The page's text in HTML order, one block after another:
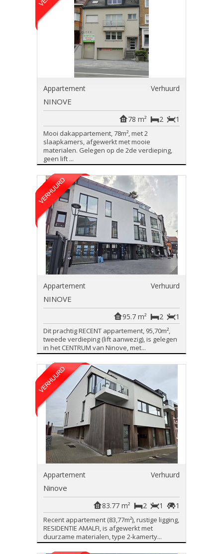
Appartement Verhuurd
NINOVE
1
2
78 m²
Mooi dakappartement, 78m², met 2
slaapkamers, afgewerkt met mooie
materialen. Gelegen op de 2de verdieping,
geen lift ...
Appartement Verhuurd
NINOVE
1
2
95.7 m²
Dit prachtig RECENT appartement, 95,70m²,
tweede verdieping (lift aanwezig), is gelegen
in het CENTRUM van Ninove, met...
Appartement Verhuurd
Ninove
1
1
2
83.77 m²
Recent appartement (83,77m²), rustige ligging,
RESIDENTIE AMALFI, is afgewerkt met
duurzame materialen, type 2-kamerty...